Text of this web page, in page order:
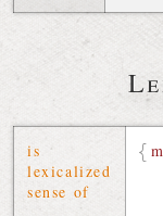
is
lexicalized
sense of